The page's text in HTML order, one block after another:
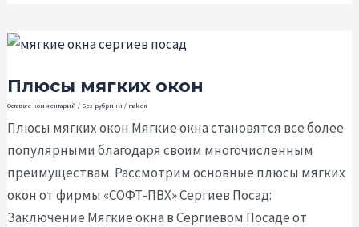
Плюсы мягких окон
Оставьте комментарий / Без рубрики / maken
Плюсы мягких окон Мягкие окна становятся все более
популярными благодаря своим многочисленным
преимуществам. Рассмотрим основные плюсы мягких
окон от фирмы «СОФТ-ПВХ» Сергиев Посад:
Заключение Мягкие окна в Сергиевом Посаде от
Плюсы
окон